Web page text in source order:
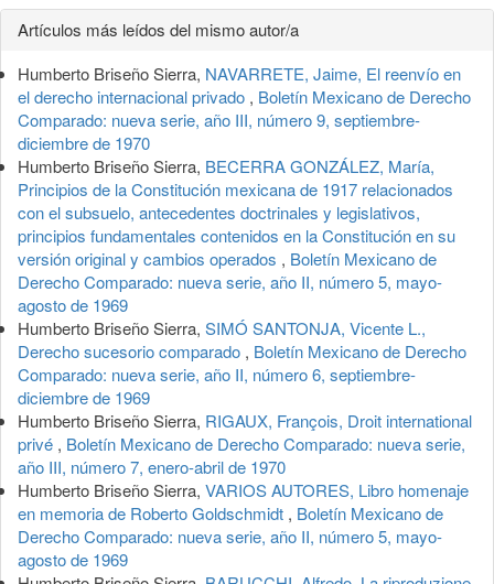
Detalles
del
artículo
Artículos más leídos del mismo autor/a
Humberto Briseño Sierra, NAVARRETE, Jaime, El reenvío en
el derecho internacional privado , Boletín Mexicano de Derecho
Comparado: nueva serie, año III, número 9, septiembre-
diciembre de 1970
Humberto Briseño Sierra, BECERRA GONZÁLEZ, María,
Principios de la Constitución mexicana de 1917 relacionados
con el subsuelo, antecedentes doctrinales y legislativos,
principios fundamentales contenidos en la Constitución en su
versión original y cambios operados , Boletín Mexicano de
Derecho Comparado: nueva serie, año II, número 5, mayo-
agosto de 1969
Humberto Briseño Sierra, SIMÓ SANTONJA, Vicente L.,
Derecho sucesorio comparado , Boletín Mexicano de Derecho
Comparado: nueva serie, año II, número 6, septiembre-
diciembre de 1969
Humberto Briseño Sierra, RIGAUX, François, Droit international
privé , Boletín Mexicano de Derecho Comparado: nueva serie,
año III, número 7, enero-abril de 1970
Humberto Briseño Sierra, VARIOS AUTORES, Libro homenaje
en memoria de Roberto Goldschmidt , Boletín Mexicano de
Derecho Comparado: nueva serie, año II, número 5, mayo-
agosto de 1969